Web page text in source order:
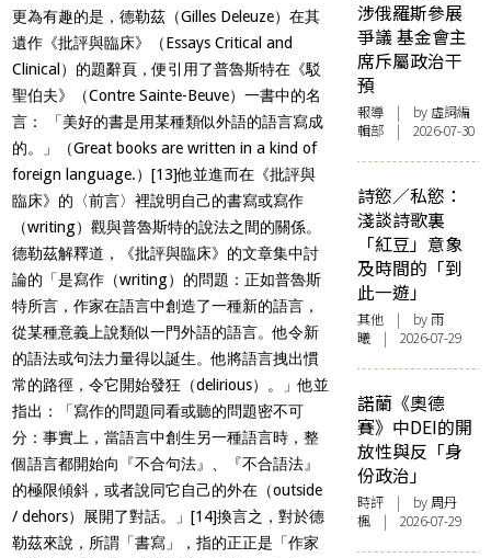
更為有趣的是，德勒茲（Gilles Deleuze）在其
遺作《批評與臨床》（Essays Critical and
Clinical）的題辭頁，便引用了普魯斯特在《駁
聖伯夫》（Contre Sainte-Beuve）一書中的名
言： 「美好的書是用某種類似外語的語言寫成
的。」（Great books are written in a kind of
foreign language.）[13]他並進而在《批評與
臨床》的〈前言〉裡說明自己的書寫或寫作
（writing）觀與普魯斯特的說法之間的關係。
德勒茲解釋道，《批評與臨床》的文章集中討
論的「是寫作（writing）的問題：正如普魯斯
特所言，作家在語言中創造了一種新的語言，
從某種意義上說類似一門外語的語言。他令新
的語法或句法力量得以誕生。他將語言拽出慣
常的路徑，令它開始發狂（delirious）。」他並
指出：「寫作的問題同看或聽的問題密不可
分：事實上，當語言中創生另一種語言時，整
個語言都開始向『不合句法』、『不合語法』
的極限傾斜，或者說同它自己的外在（outside
/ dehors）展開了對話。」[14]換言之，對於德
勒茲來說，所謂「書寫」，指的正正是「作家
涉俄羅斯參展
爭議 基金會主
席斥屬政治干
預
報導 | by 虛詞編
輯部 | 2026-07-30
詩慾／私慾：
淺談詩歌裏
「紅豆」意象
及時間的「到
此一遊」
其他 | by 雨
曦 | 2026-07-29
諾蘭《奧德
賽》中DEI的開
放性與反「身
份政治」
時評 | by周丹
楓 | 2026-07-29